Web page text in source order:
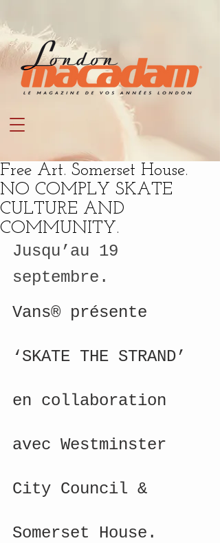
Free Art. Somerset House.
NO COMPLY SKATE
CULTURE AND
COMMUNITY.
Jusqu’au 19
septembre.
Vans® présente
‘SKATE THE STRAND’
en collaboration
avec Westminster
City Council &
Somerset House.